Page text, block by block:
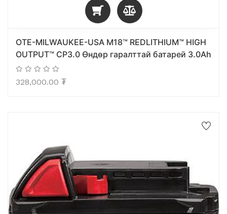
OTE-MILWAUKEE-USA M18™ REDLITHIUM™ HIGH
OUTPUT™ CP3.0 Өндөр гаралттай батарей 3.0Ah
328,000.00 ₮